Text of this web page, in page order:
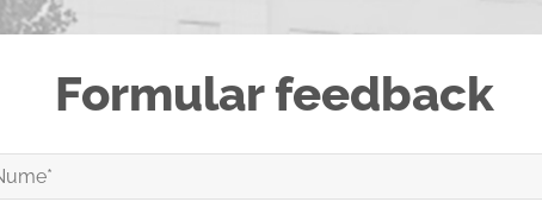
Formular feedback